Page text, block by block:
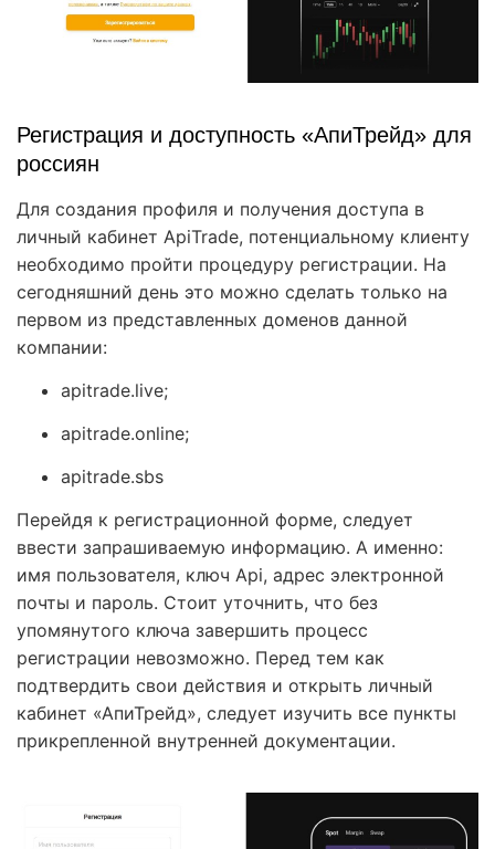
Регистрация и доступность «АпиТрейд» для
россиян
Для создания профиля и получения доступа в
личный кабинет ApiTrade, потенциальному клиенту
необходимо пройти процедуру регистрации. На
сегодняшний день это можно сделать только на
первом из представленных доменов данной
компании:
apitrade.live;
apitrade.online;
apitrade.sbs
Перейдя к регистрационной форме, следует
ввести запрашиваемую информацию. А именно:
имя пользователя, ключ Api, адрес электронной
почты и пароль. Стоит уточнить, что без
упомянутого ключа завершить процесс
регистрации невозможно. Перед тем как
подтвердить свои действия и открыть личный
кабинет «АпиТрейд», следует изучить все пункты
прикрепленной внутренней документации.